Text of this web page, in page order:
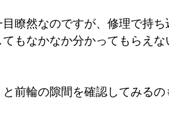
瞭然なのですが、修理で持ち
てもなかなか分かってもらえ
前輪の隙間を確認してみるの